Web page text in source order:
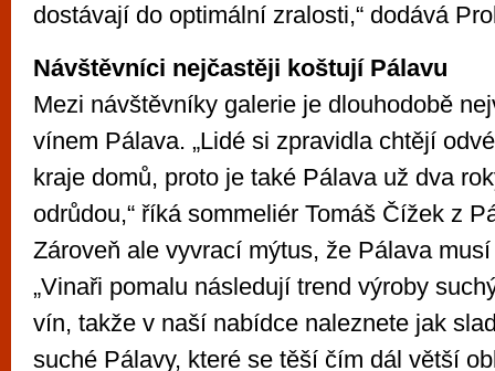
dostávají do optimální zralosti,“ dodává
Návštěvníci nejčastěji koštují Pálavu
Mezi návštěvníky galerie je dlouhodobě
vínem Pálava. „Lidé si zpravidla chtějí
kraje domů, proto je také Pálava už dva
odrůdou,“ říká sommeliér Tomáš Čížek z
Zároveň ale vyvrací mýtus, že Pálava
„Vinaři pomalu následují trend výroby
vín, takže v naší nabídce naleznete jak
suché Pálavy, které se těší čím dál větší